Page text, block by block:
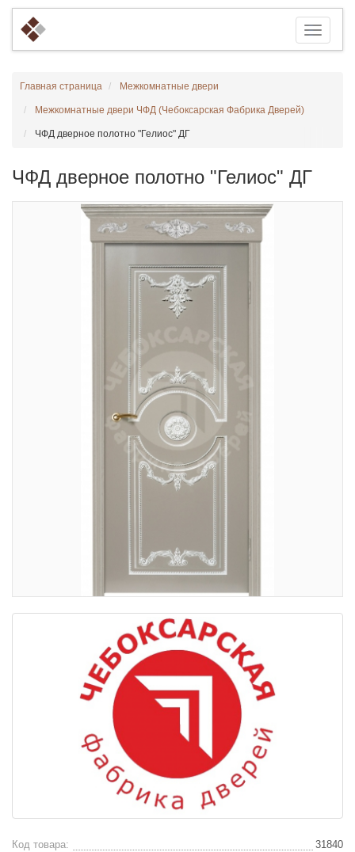
Главная страница Межкомнатные двери
Межкомнатные двери ЧФД (Чебоксарская Фабрика Дверей)
ЧФД дверное полотно "Гелиос" ДГ
ЧФД дверное полотно "Гелиос" ДГ
Код товара:
31840